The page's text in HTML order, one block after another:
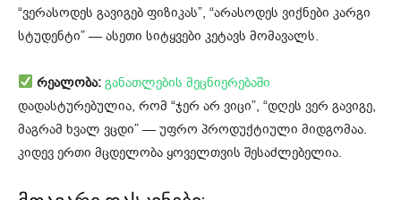
“ვერასოდეს გავიგებ ფიზიკას”, “არასოდეს ვიქნები კარგი
სტუდენტი” — ასეთი სიტყვები კეტავს მომავალს.
რეალობა: განათლების მეცნიერებაში
დადასტურებულია, რომ “ჯერ არ ვიცი”, “დღეს ვერ გავიგე,
მაგრამ ხვალ ვცდი” — უფრო პროდუქტიული მიდგომაა.
კიდევ ერთი მცდელობა ყოველთვის შესაძლებელია.